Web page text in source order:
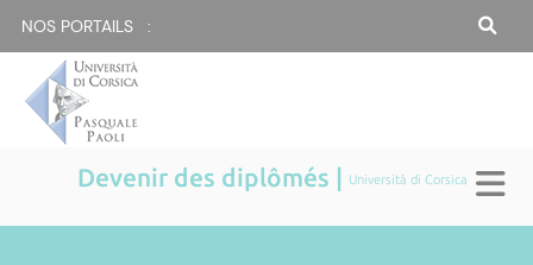
NOS PORTAILS :
Devenir des diplômés | Università di Corsica